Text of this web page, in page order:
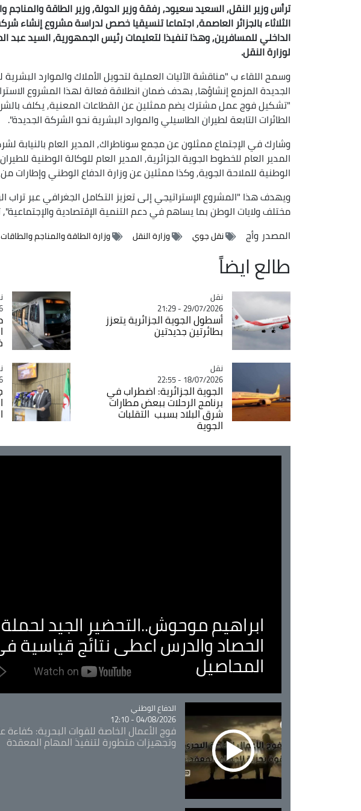
ترأس وزير النقل, السعيد سعيود, رفقة وزير الدولة, وزير الطاقة
الثلاثاء بالجزائر العاصمة, اجتماعا تنسيقيا خصص لدراسة مشروع
الداخلي للمسافرين, وهذا تنفيذا لتعليمات رئيس الجمهورية, السيد عبد
لوزارة النقل.
وسمح اللقاء ب "مناقشة الآليات العملية لتحويل الأملاك والموارد
الجديدة المزمع إنشاؤها, بهدف ضمان انطلاقة فعالة لهذا المشروع
"تشكيل فوج عمل مشترك يضم ممثلين عن القطاعات المعنية, يكلف
الطائرات التابعة لطيران الطاسيلي والموارد البشرية نحو الشركة الجديدة".
وشارك في الإجتماع ممثلون عن مجمع سوناطراك, المدير العام بالنيابة
المدير العام للخطوط الجوية الجزائرية, المدير العام للوكالة الوطنية
الوطنية للملاحة الجوية, وكذا ممثلين عن وزارة الدفاع الوطني وإطارات
ويهدف هذا "المشروع الإستراتيجي إلى تعزيز التكامل الجغرافي عبر تراب
مختلف ولايات الوطن بما يساهم في دعم التنمية الإقتصادية والإجتماعية",
المصدر وأج نقل جوي وزارة النقل وزارة الطاقة والمناجم
طالع ايضاً
Catégorie
نقل
29/07/2026 - 21:29
أسطول الجوية الجزائرية يتعزز
بطائرتين جديدتين
Catégorie
نقل
18/07/2026 - 22:55
الجوية الجزائرية: اضطراب في
برنامج الرحلات ببعض مطارات
شرق البلاد بسبب التقلبات
الجوية
ابراهيم موحوش..التحضير الجيد لحملة
الحصاد والدرس اعطى نتائج قياسية
المحاصيل
Catégorie
الدفاع الوطني
04/08/2026 - 12:10
فوج الأعمال الخاصة للقوات البحرية: كفاءة
وتجهيزات متطورة لتنفيذ المهام المعقدة